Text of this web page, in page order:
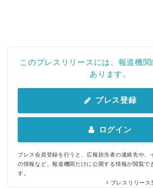
このプレスリリースには、報道機
あります。
プレス登録
ログイン
プレス会員登録を行うと、広報担当者の連絡先や、
の情報など、報道機関だけに公開する情報が閲覧で
す。
プレスリリース